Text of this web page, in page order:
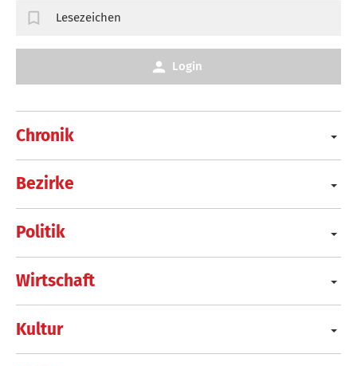
Chronik
Bezirke
Politik
Wirtschaft
Kultur
Lesezeichen
Login